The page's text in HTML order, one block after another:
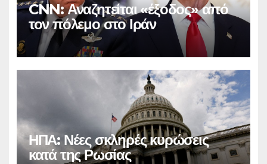
CNN: Αναζητείται «έξοδος» από
τον πόλεμο στο Ιράν
ΗΠΑ: Νέες σκληρές κυρώσεις
κατά της Ρωσίας